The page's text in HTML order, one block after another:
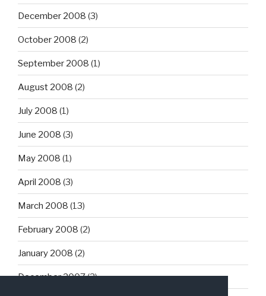
December 2008 (3)
October 2008 (2)
September 2008 (1)
August 2008 (2)
July 2008 (1)
June 2008 (3)
May 2008 (1)
April 2008 (3)
March 2008 (13)
February 2008 (2)
January 2008 (2)
December 2007(3)